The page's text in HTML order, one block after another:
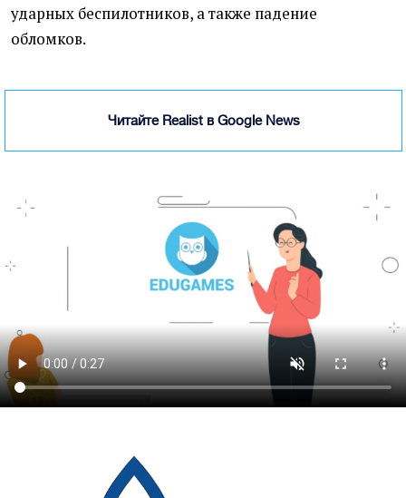
ударных беспилотников, а также падение
обломков.
Читайте Realist в Google News